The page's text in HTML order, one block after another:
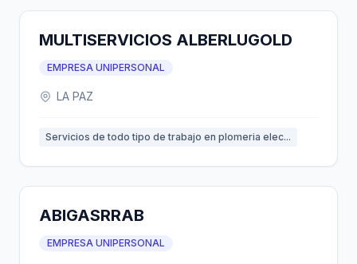
MULTISERVICIOS ALBERLUGOLD
EMPRESA UNIPERSONAL
LA PAZ
Servicios de todo tipo de trabajo en plomeria elec...
ABIGASRRAB
EMPRESA UNIPERSONAL